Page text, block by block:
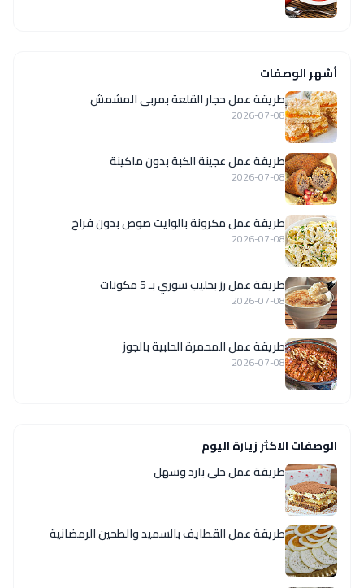
أشهر الوصفات
طريقة عمل حجار القلعة بمربى المشمش
2026-07-08
طريقة عمل عجينة الكبة بدون ماكينة
2026-07-08
طريقة عمل مكرونة بالوايت صوص بدون فراخ
2026-07-08
طريقة عمل رز بحليب سوري بـ 5 مكونات
2026-07-08
طريقة عمل المحمرة الحلبية بالجوز
2026-07-08
الوصفات الاكثر زيارة اليوم
طريقة عمل حلى بارد وسهل
طريقة عمل القطايف بالسميد والطحين الرمضانية